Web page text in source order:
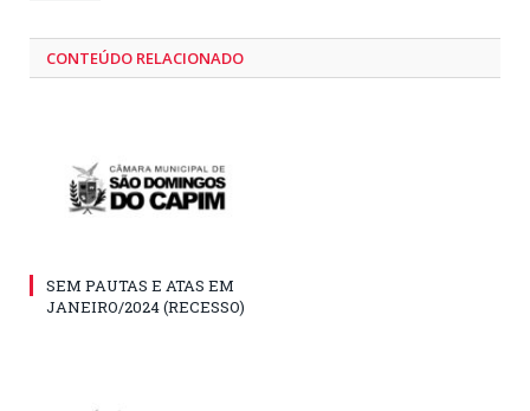
CONTEÚDO RELACIONADO
SEM PAUTAS E ATAS EM
JANEIRO/2024 (RECESSO)